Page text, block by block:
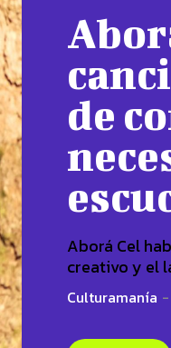
de
Aborá Cel
creativo y el
Culturamanía -